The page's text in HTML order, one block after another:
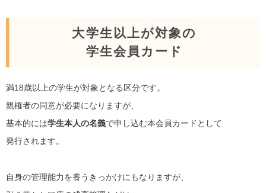
大学生以上が対象の
学生会員カード
満18歳以上の学生が対象となる区分です。
親権者の同意が必要になりますが、
基本的には学生本人の名義で申し込む本会員カードとして
発行されます。
自身の管理能力を養うきっかけにもなりますが、